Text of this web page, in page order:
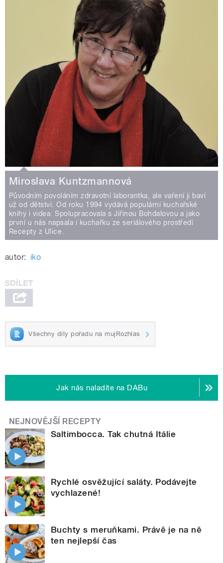
Miroslava Kuntzmannová
Původním povoláním zdravotní laborantka, ale vaření ji baví
už od dětství. Od roku 1994 vydává populární kuchařské
knihy i videa. Spolupracovala s Jiřinou Bohdalovou a jako
první u nás napsala i kuchařku ze seriálového prostředí
Recepty z Ulice.
autor: iko
Všechny díly pořadu na mujRozhlas
Jak nás naladíte na DABu
NEJNOVĚJŠÍ RECEPTY
Saltimbocca. Tak chutná Itálie
Rychlé osvěžující saláty. Podávejte
vychlazené!
Buchty s meruňkami. Právě je na ně
ten nejlepší čas